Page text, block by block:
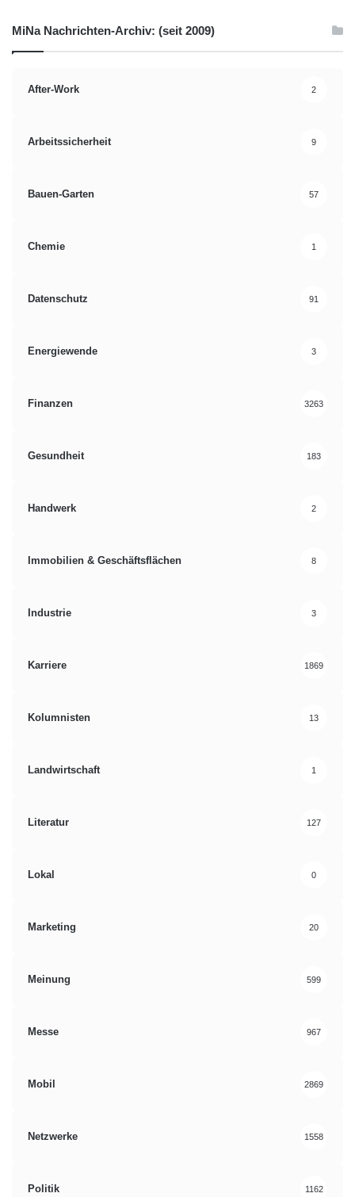
MiNa Nachrichten-Archiv: (seit 2009)
After-Work 2
Arbeitssicherheit 9
Bauen-Garten 57
Chemie 1
Datenschutz 91
Energiewende 3
Finanzen 3263
Gesundheit 183
Handwerk 2
Immobilien & Geschäftsflächen 8
Industrie 3
Karriere 1869
Kolumnisten 13
Landwirtschaft 1
Literatur 127
Lokal 0
Marketing 20
Meinung 599
Messe 967
Mobil 2869
Netzwerke 1558
Politik 1162